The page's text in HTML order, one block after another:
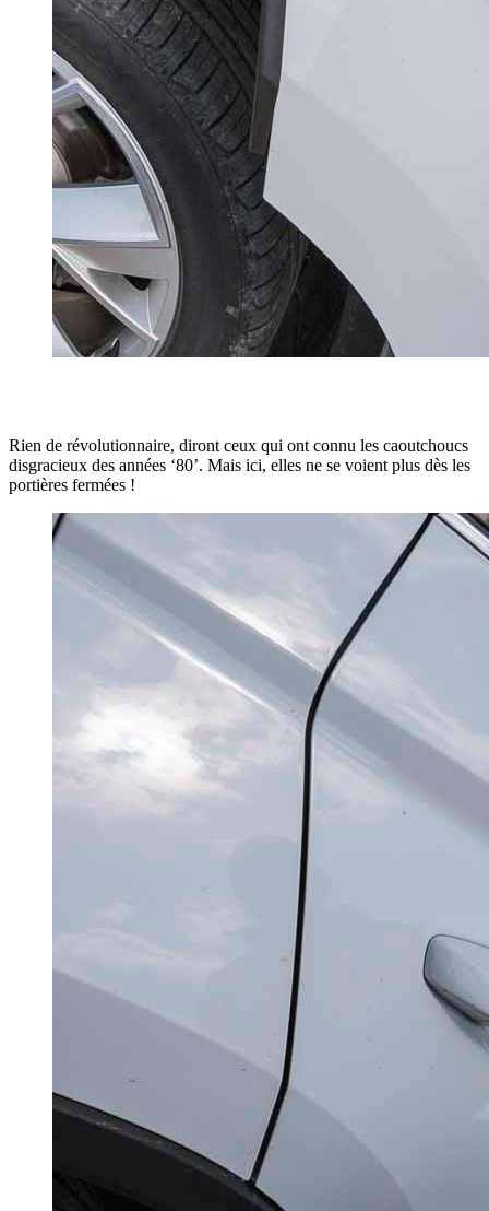
Rien de révolutionnaire, diront ceux qui ont connu les caoutchoucs
disgracieux des années ‘80’. Mais ici, elles ne se voient plus dès les
portières fermées !